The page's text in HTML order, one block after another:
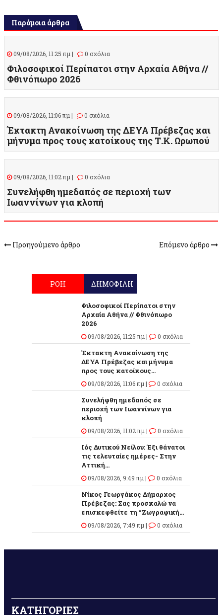
Παρόμοια άρθρα
09/08/2026, 11:25 πμ | 0 σχόλια
Φιλοσοφικοί Περίπατοι στην Αρχαία Αθήνα //
Φθινόπωρο 2026
09/08/2026, 11:06 πμ | 0 σχόλια
Έκτακτη Ανακοίνωση της ΔΕΥΑ Πρέβεζας και
μήνυμα προς τους κατοίκους της Τ.Κ. Ωρωπού
09/08/2026, 11:02 πμ | 0 σχόλια
Συνελήφθη ημεδαπός σε περιοχή των
Ιωαννίνων για κλοπή
Προηγούμενο άρθρο Επόμενο άρθρο
ΡΟΗ ΔΗΜΟΦΙΛΗ
Φιλοσοφικοί Περίπατοι στην
Αρχαία Αθήνα // Φθινόπωρο
2026
09/08/2026, 11:25 πμ | 0 σχόλια
Έκτακτη Ανακοίνωση της
ΔΕΥΑ Πρέβεζας και μήνυμα
προς τους κατοίκους...
09/08/2026, 11:06 πμ | 0 σχόλια
Συνελήφθη ημεδαπός σε
περιοχή των Ιωαννίνων για
κλοπή
09/08/2026, 11:02 πμ | 0 σχόλια
Ιός Δυτικού Νείλου: Έξι θάνατοι
τις τελευταίες ημέρες- Στην
Αττική...
09/08/2026, 9:49 πμ | 0 σχόλια
Νίκος Γεωργάκος Δήμαρχος
Πρέβεζας: Σας προσκαλώ να
επισκεφθείτε τη “Ζωγραφική...
09/08/2026, 7:49 πμ | 0 σχόλια
ΚΑΤΗΓΟΡΙΕΣ